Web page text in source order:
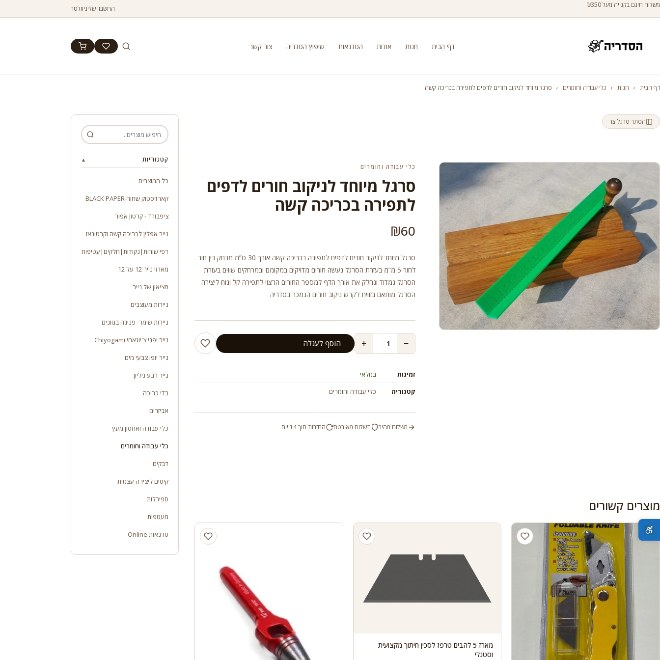
משלוח חינם בקנייה מעל ₪350 החשבון שליניוזלטר
דף הבית חנות אודות הסדנאות שיפוץ הסדריה צור קשר
דף הבית › חנות › כלי עבודה וחומרים › סרגל מיוחד לניקוב חורים לדפים לתפירה בכריכה קשה
הסתר סרגל צד
כלי עבודה וחומרים
סרגל מיוחד לניקוב חורים לדפים
לתפירה בכריכה קשה
₪60
סרגל מיוחד לניקוב חורים לדפים לתפירה בכריכה קשה אורך 30 ס”מ מרחק בין חור
לחור 5 מ”מ בעזרת הסרגל נעשה חורים מדויקים במקומם ובמרחקים שווים בעזרת
הסרגל נמדוד ונחלק את אורך הדף למספר החורים הרצוי לתפירה קל ונוח ליצירה
הסרגל מותאם בזווית לקרש ניקוב חורים הנמכר בסדריה
−
+ הוסף לעגלה
זמינות
במלאי
קטגוריה
כלי עבודה וחומרים
משלוח מהיר תשלום מאובטח החזרות תוך 14 יום
מוצרים קשורים
מארז 5 להבים טרפז לסכין חיתוך מקצועית
וסטנלי
קטגוריות ▲
כל המוצרים
קארדסטוק שחור-BLACK PAPER
ציפבורד - קרטון אפור
נייר אפלין לכריכה קשה וקרטונאז
דפי שורות|נקודות|חלקים|עטיפות
מארזי נייר 12 על 12
מציאון של נייר
ניירות מעוצבים
ניירות שימר- פנינה בגוונים
נייר יפני צ'יוגאמי Chiyogami
נייר יופו צבעי מים
נייר רבע גיליון
בדי כריכה
אביזרים
כלי עבודה ואחסון מעץ
כלי עבודה וחומרים
דבקים
קיטים ליצירה עצמית
ספירלות
מעטפות
סדנאות Online